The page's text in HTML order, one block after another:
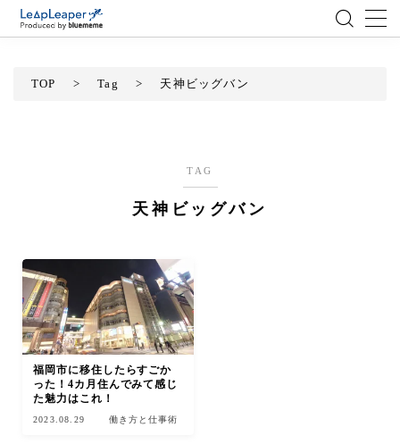
アジャイル
テクノロジー
BlueMeme
TOP > Tag > 天神ビッグバン
TAG
天神ビッグバン
福岡市に移住したらすごか
った！4カ月住んでみて感じ
た魅力はこれ！
2023.08.29 働き方と仕事術